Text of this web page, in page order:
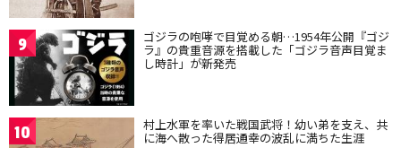
9 ゴジラの咆哮で目覚める朝…1954年公開『ゴジ
ラ』の貴重音源を搭載した「ゴジラ音声目覚ま
し時計」が新発売
10 村上水軍を率いた戦国武将！幼い弟を支え、共
に海へ散った得居通幸の波乱に満ちた生涯